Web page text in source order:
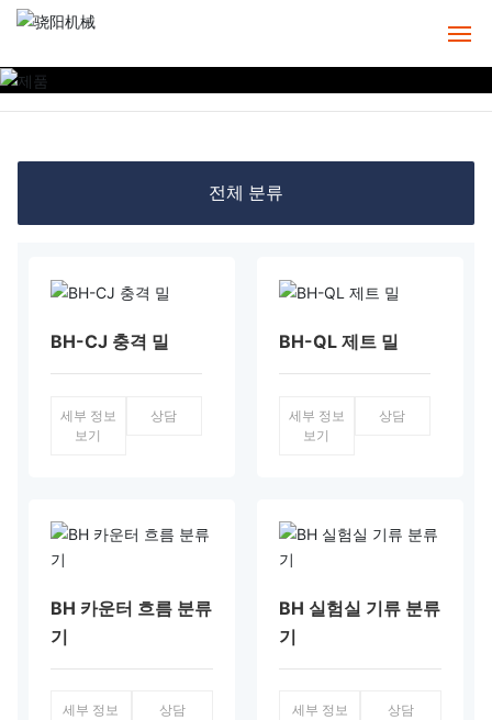
홈
뉴스
전체 분류
BH-CJ 충격 밀
세부 정보
보기
상담
BH-QL 제트 밀
세부 정보
보기
상담
BH 카운터 흐름 분류
기
세부 정보
상담
BH 실험실 기류 분류
기
세부 정보
상담